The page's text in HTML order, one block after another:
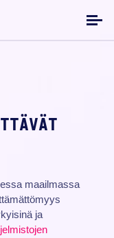
maailmassa
ja